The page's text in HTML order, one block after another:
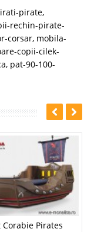
pirate,
rechin-pirate-
corsar, mobila-
copii-cilek-
, pat-90-100-
Corabie Pirates